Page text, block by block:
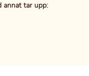
annat tar upp: